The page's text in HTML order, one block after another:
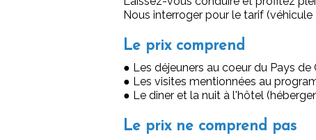
Nous interroger pour le tarif (véhicule
Le prix comprend
● Les déjeuners au coeur du Pays de
● Les visites mentionnées au
● Le diner et la nuit à l'hôtel
Le prix ne comprend pas